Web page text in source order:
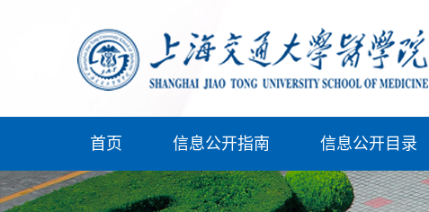
首页 信息公开指南 信息公开目录